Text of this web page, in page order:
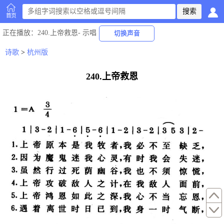
首页
正在播放：240.上帝救恩- 示唱 切换声音
诗歌 > 杭州版
240.上帝救恩